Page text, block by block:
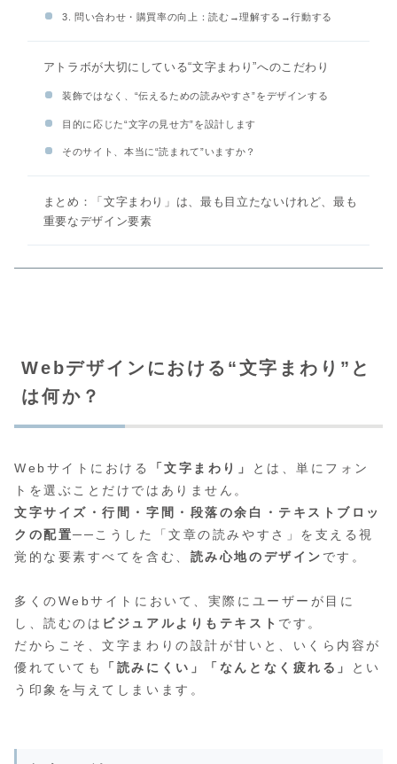
3. 問い合わせ・購買率の向上：読む→理解する→行動する
アトラボが大切にしている“文字まわり”へのこだわり
装飾ではなく、“伝えるための読みやすさ”をデザインする
目的に応じた“文字の見せ方”を設計します
そのサイト、本当に“読まれて”いますか？
まとめ：「文字まわり」は、最も目立たないけれど、最も
重要なデザイン要素
Webデザインにおける“文字まわり”と
は何か？
Webサイトにおける 「文字まわり」
とは、単にフォン
トを選ぶことだけではありません。
文字サイズ・行間・字間・段落の余白・テキストブロッ
クの配置──こうした「文章の読みやすさ」を支える視
覚的な要素すべてを含む、 読み心地のデザイン です。
多くのWebサイトにおいて、実際にユーザーが目に
し、読むのは ビジュアルよりもテキスト です。
だからこそ、文字まわりの設計が甘いと、いくら内容が
優れていても
「読みにくい」「なんとなく疲れる」
とい
う印象を与えてしまいます。